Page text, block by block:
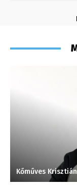
Kőműves